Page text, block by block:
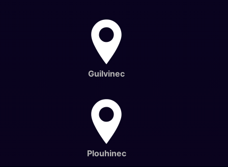
Guilvinec
Plouhinec